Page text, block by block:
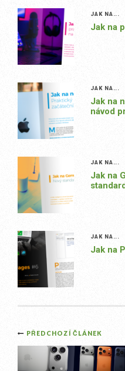
JAK NA...
Jak na
JAK NA...
Jak na
návod
JAK NA...
Jak na
JAK NA...
Jak na
Post
navigation
PŘEDCHOZÍ ČLÁNEK